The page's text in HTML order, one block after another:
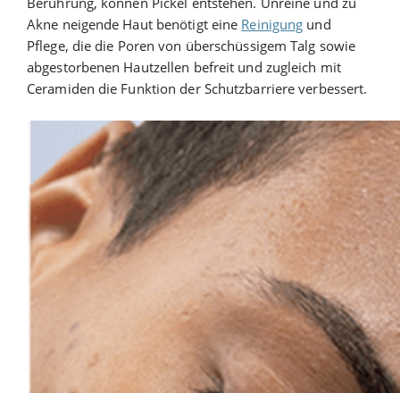
Akne neigende Haut benötigt eine Reinigung und
Pflege, die die Poren von überschüssigem Talg sowie
abgestorbenen Hautzellen befreit und zugleich mit
Ceramiden die Funktion der Schutzbarriere verbessert.